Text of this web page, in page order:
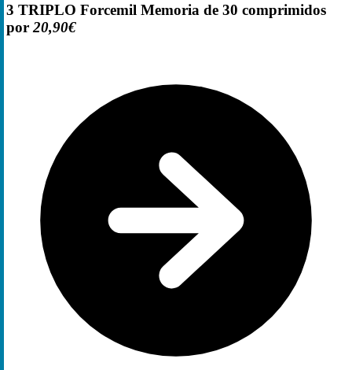
3 TRIPLO Forcemil Memoria de 30 comprimidos
por 20,90€